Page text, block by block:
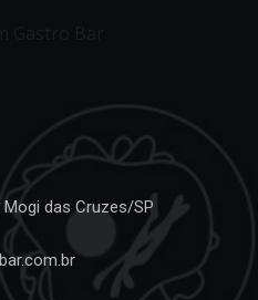
Mogi das Cruzes/SP